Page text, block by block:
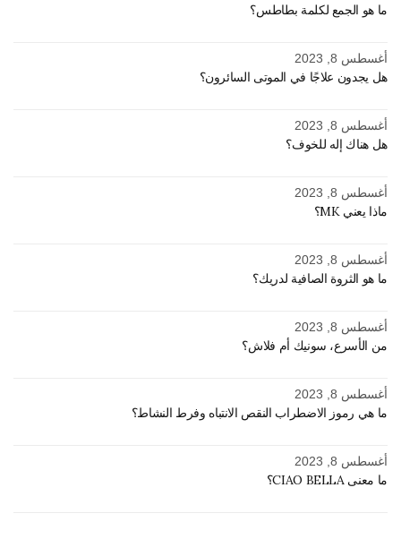
ما هو الجمع لكلمة بطاطس؟
أغسطس 8, 2023
هل يجدون علاجًا في الموتى السائرون؟
أغسطس 8, 2023
هل هناك إله للخوف؟
أغسطس 8, 2023
ماذا يعني MK؟
أغسطس 8, 2023
ما هو الثروة الصافية لدريك؟
أغسطس 8, 2023
من الأسرع، سونيك أم فلاش؟
أغسطس 8, 2023
ما هي رموز الاضطراب النقص الانتباه وفرط النشاط؟
أغسطس 8, 2023
ما معنى CIAO BELLA؟